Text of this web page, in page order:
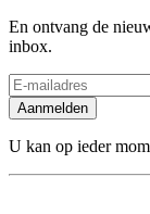
En ontvang de
inbox.
Aanmelden
U kan op ieder